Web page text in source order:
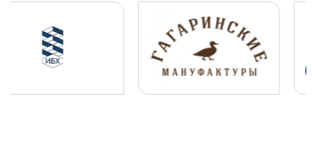
ПДЛЧС
04.08.2025 ПОДРОБНЕЕ